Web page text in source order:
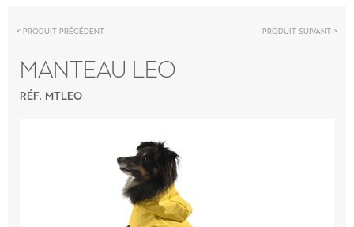
Produit précédent Produit suivant
MANTEAU LEO
RÉF. MTLEO